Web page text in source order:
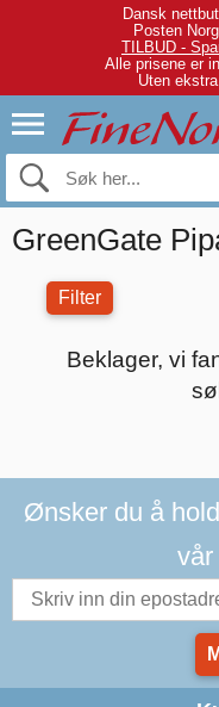
Dansk
Posten
TILBUD -
Alle prisene er
Uten
GreenGate
Filter
Beklager, vi
Ønsker du å
vår